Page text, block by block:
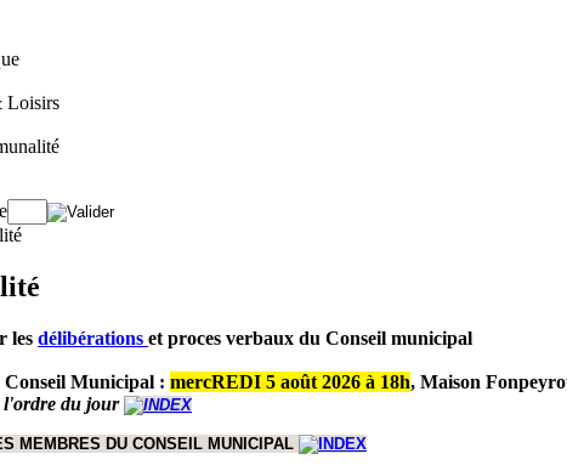
Loisirs
les délibérations et proces verbaux du Conseil municipal
Municipal : mercREDI 5 août 2026 à 18h, Maison
l'ordre du jour
MEMBRES DU CONSEIL MUNICIPAL